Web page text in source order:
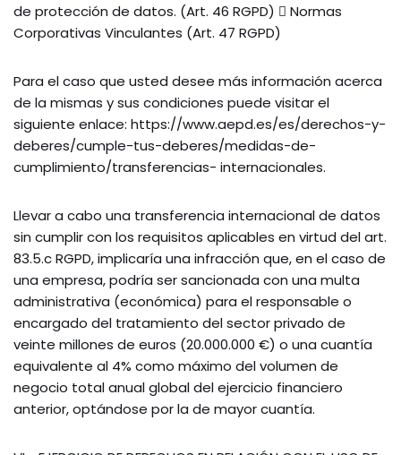
de protección de datos. (Art. 46 RGPD)  Normas
Corporativas Vinculantes (Art. 47 RGPD)
Para el caso que usted desee más información acerca
de la mismas y sus condiciones puede visitar el
siguiente enlace: https://www.aepd.es/es/derechos-y-
deberes/cumple-tus-deberes/medidas-de-
cumplimiento/transferencias- internacionales.
Llevar a cabo una transferencia internacional de datos
sin cumplir con los requisitos aplicables en virtud del art.
83.5.c RGPD, implicaría una infracción que, en el caso de
una empresa, podría ser sancionada con una multa
administrativa (económica) para el responsable o
encargado del tratamiento del sector privado de
veinte millones de euros (20.000.000 €) o una cuantía
equivalente al 4% como máximo del volumen de
negocio total anual global del ejercicio financiero
anterior, optándose por la de mayor cuantía.